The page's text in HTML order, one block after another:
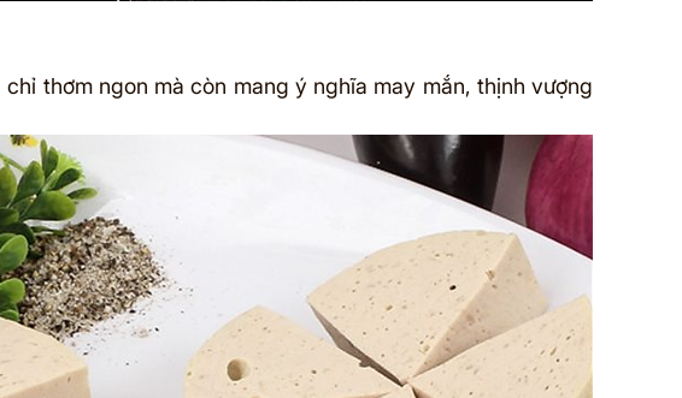
thơm ngon mà còn mang ý nghĩa may mắn, thịnh vượng